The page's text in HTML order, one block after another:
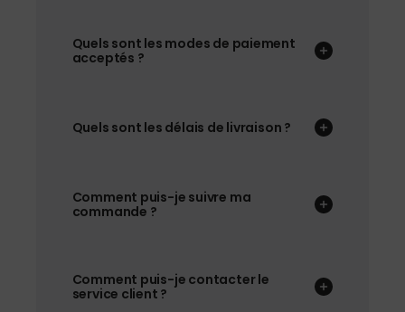
Quels sont les modes de paiement
acceptés ?
Quels sont les délais de livraison ?
Comment puis-je suivre ma
commande ?
Comment puis-je contacter le
service client ?